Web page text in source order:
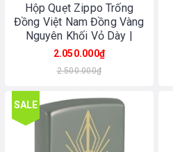
Hộp Quẹt Zippo Trống
Đồng Việt Nam Đồng Vàng
Nguyên Khối Vỏ Dày |
Made In USA
2.050.000₫
2.500.000₫
SALE